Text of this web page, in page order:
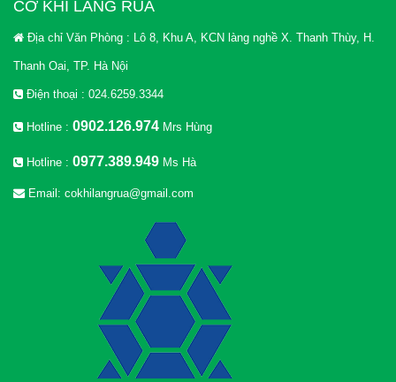
CƠ KHÍ LÀNG RÙA
Địa chỉ Văn Phòng : Lô 8, Khu A, KCN làng nghề X. Thanh Thùy, H.
Thanh Oai, TP. Hà Nội
Điện thoại : 024.6259.3344
Hotline : 0902.126.974 Mrs Hùng
Hotline : 0977.389.949 Ms Hà
Email: cokhilangrua@gmail.com